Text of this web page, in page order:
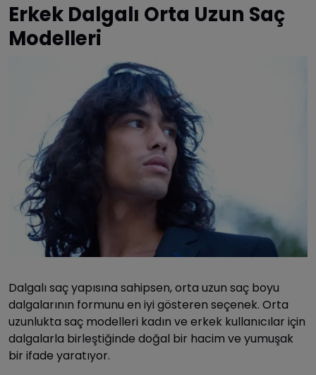
Erkek Dalgalı Orta Uzun Saç
Modelleri
Dalgalı saç yapısına sahipsen, orta uzun saç boyu
dalgalarının formunu en iyi gösteren seçenek. Orta
uzunlukta saç modelleri kadın ve erkek kullanıcılar için
dalgalarla birleştiğinde doğal bir hacim ve yumuşak
bir ifade yaratıyor.